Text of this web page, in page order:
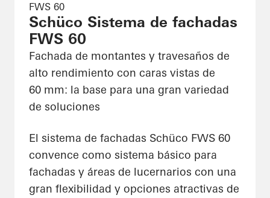
FWS 60
Schüco Sistema de fachadas
FWS 60
Fachada de montantes y travesaños de
alto rendimiento con caras vistas de
60 mm: la base para una gran variedad
de soluciones
El sistema de fachadas Schüco FWS 60
convence como sistema básico para
fachadas y áreas de lucernarios con una
gran flexibilidad y opciones atractivas de